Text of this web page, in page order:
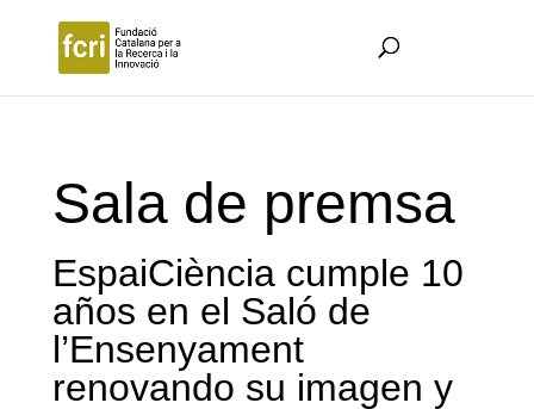
Sala de premsa
EspaiCiència cumple 10
años en el Saló de
l’Ensenyament
renovando su imagen y